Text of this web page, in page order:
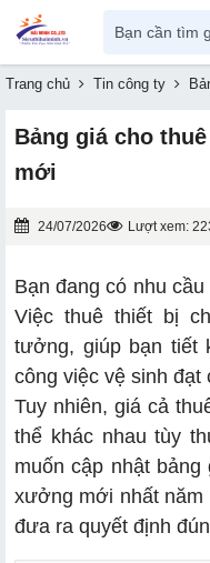
Trang chủ Tin công ty
Bảng giá cho
mới
24/07/2026 Lượt xem:
Bạn đang có nhu
Việc thuê thiết bị
tưởng, giúp bạn tiết
công việc vệ sinh đạt
Tuy nhiên, giá cả
thể khác nhau tùy
muốn cập nhật
xưởng mới nhất năm
đưa ra quyết định